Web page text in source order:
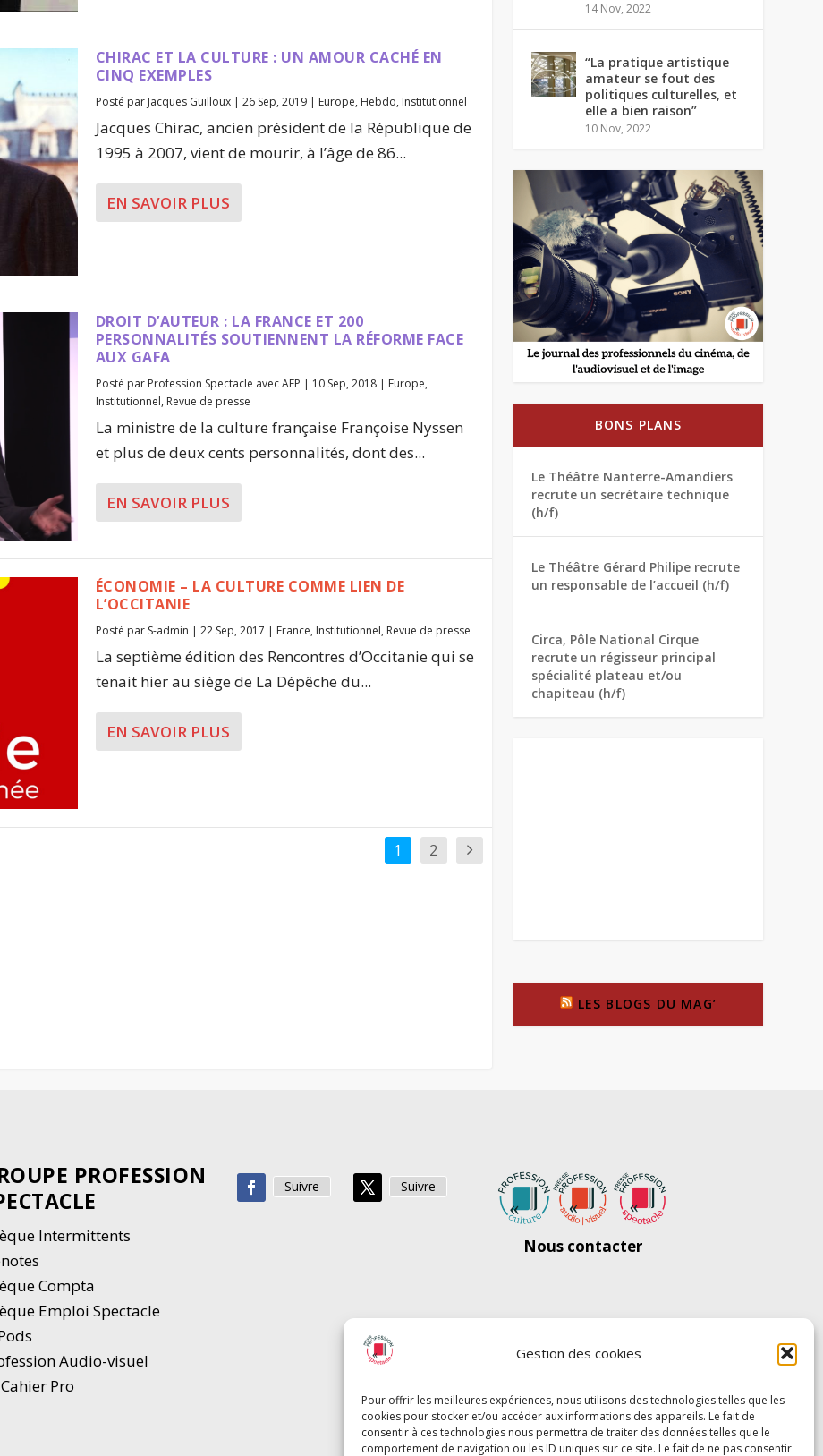
Gestion des cookies
Pour offrir les meilleures expériences, nous utilisons des technologies telles que les
cookies pour stocker et/ou accéder aux informations des appareils. Le fait de
consentir à ces technologies nous permettra de traiter des données telles que le
comportement de navigation ou les ID uniques sur ce site. Le fait de ne pas consentir
CHIRAC ET LA CULTURE : UN AMOUR CACHÉ EN
CINQ EXEMPLES
Posté par Jacques Guilloux| 26 Sep, 2019| Europe, Hebdo, Institutionnel
Jacques Chirac, ancien président de la République de
1995 à 2007, vient de mourir, à l’âge de 86...
EN SAVOIR PLUS
DROIT D’AUTEUR : LA FRANCE ET 200
PERSONNALITÉS SOUTIENNENT LA RÉFORME FACE
AUX GAFA
Posté par Profession Spectacle avec AFP 10 Sep, 2018| Europe,
Institutionnel, Revue de presse
La ministre de la culture française Françoise Nyssen
et plus de deux cents personnalités, dont des...
EN SAVOIR PLUS
ÉCONOMIE – LA CULTURE COMME LIEN DE
L’OCCITANIE
Posté par S-admin | 22 Sep, 2017 | France, Institutionnel, Revue de presse
La septième édition des Rencontres d’Occitanie qui se
tenait hier au siège de La Dépêche du...
EN SAVOIR PLUS
1 2
14 Nov, 2022
“La pratique artistique
amateur se fout des
politiques culturelles, et
elle a bien raison”
10 Nov, 2022
BONS PLANS
Le Théâtre Nanterre-Amandiers
recrute un secrétaire technique
(h/f)
Le Théâtre Gérard Philipe recrute
un responsable de l’accueil (h/f)
Circa, Pôle National Cirque
recrute un régisseur principal
spécialité plateau et/ou
chapiteau (h/f)
LES BLOGS DU MAG’
PROFESSION
Intermittents
Compta
Emploi Spectacle
Audio-visuel
Pro
Suivre Suivre
Nous contacter